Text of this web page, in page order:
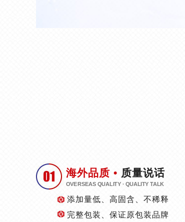
海外品质 • 质量说话
OVERSEAS QUALITY · QUALITY TALK
添加量低、高固含、不稀释
完整包装、保证原包装品牌